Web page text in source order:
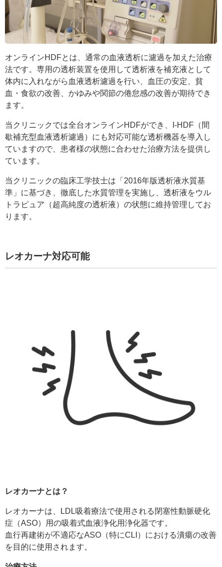
オンラインHDFとは、通常の血液透析に濾過を加えた治療
法です。専用の透析装置を使用して透析液を補充液として
体内に入れながら血液透析濾過を行い、血圧の安定、貧
血・食欲の改善、かゆみや関節の倦怠感の改善が期待でき
ます。
当クリニックでは全台オンラインHDFができ、I-HDF（間
歇補充型血液透析濾過）にも対応可能な透析機器を導入し
ていますので、患者様の状態に合わせた治療方法を提供し
ています。
当クリニックの臨床工学技士は「2016年版透析液水質基
準」に基づき、徹底した水質管理を実施し、透析液をウル
トラピュア（超高純度の透析液）の状態に維持管理してお
ります。
レオカーナ対応可能
レオカーナとは？
レオカーナは、LDL吸着療法で使用される閉塞性動脈硬化
症（ASO）用の吸着式血液浄化用浄化器です。
血行再建術が不適応なASO（特にCLI）における潰瘍の改善
を目的に使用されます。